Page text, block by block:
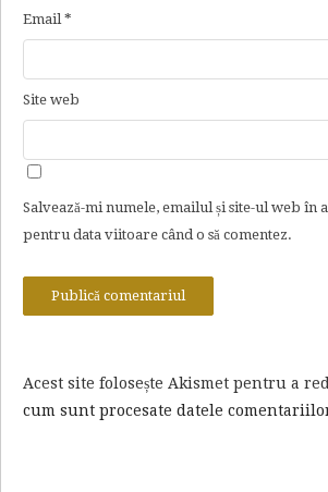
Email*
Site web
Salvează-mi numele, emailul și site-ul web în
pentru data viitoare când o să comentez.
Acest site folosește Akismet pentru a
cum sunt procesate datele